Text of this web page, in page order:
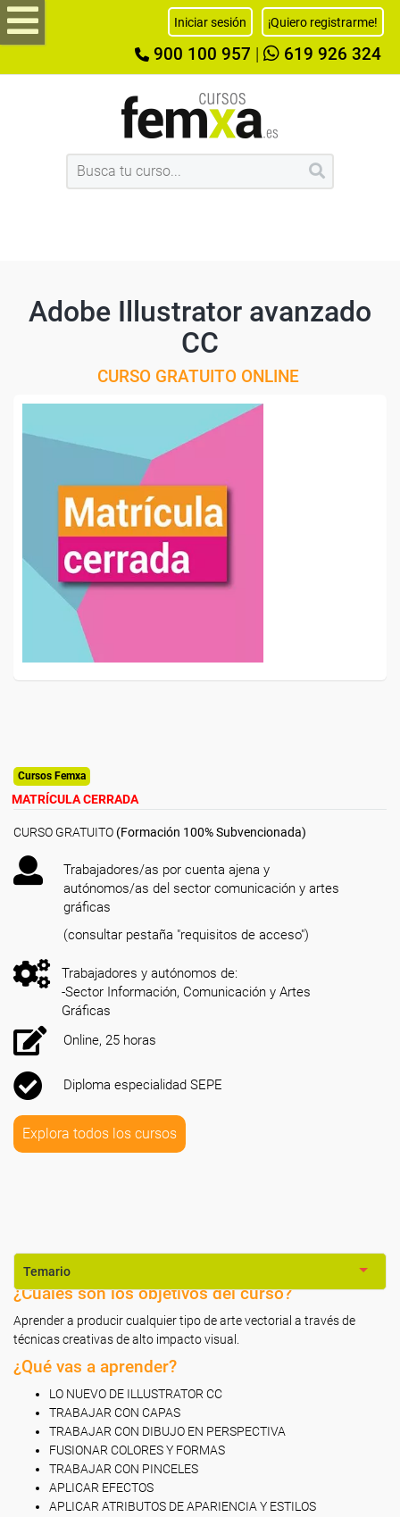
Iniciar sesión ¡Quiero registrarme!
900 100 957 619 926 324
Adobe Illustrator avanzado
CC
CURSO GRATUITO ONLINE
Cursos Femxa
MATRÍCULA CERRADA
CURSO GRATUITO (Formación 100% Subvencionada)
Trabajadores/as por cuenta ajena y
autónomos/as del sector comunicación y artes
gráficas
(consultar pestaña "requisitos de acceso")
Trabajadores y autónomos de:
-Sector Información, Comunicación y Artes
Gráficas
Online, 25 horas
Diploma especialidad SEPE
Explora todos los cursos
Temario
¿Cuáles son los objetivos del curso?
Aprender a producir cualquier tipo de arte vectorial a través de
técnicas creativas de alto impacto visual.
¿Qué vas a aprender?
LO NUEVO DE ILLUSTRATOR CC
TRABAJAR CON CAPAS
TRABAJAR CON DIBUJO EN PERSPECTIVA
FUSIONAR COLORES Y FORMAS
TRABAJAR CON PINCELES
APLICAR EFECTOS
APLICAR ATRIBUTOS DE APARIENCIA Y ESTILOS